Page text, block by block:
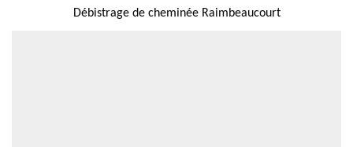
Débistrage de cheminée Raimbeaucourt